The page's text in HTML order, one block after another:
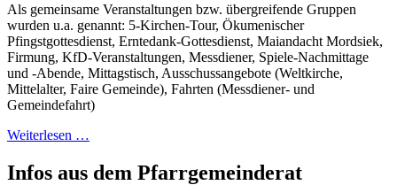
Als gemeinsame Veranstaltungen bzw. übergreifende Gruppen
wurden u.a. genannt: 5-Kirchen-Tour, Ökumenischer
Pfingstgottesdienst, Erntedank-Gottesdienst, Maiandacht Mordsiek,
Firmung, KfD-Veranstaltungen, Messdiener, Spiele-Nachmittage
und -Abende, Mittagstisch, Ausschussangebote (Weltkirche,
Mittelalter, Faire Gemeinde), Fahrten (Messdiener- und
Gemeindefahrt)
Weiterlesen …
Infos aus dem Pfarrgemeinderat